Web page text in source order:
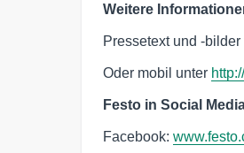
Weitere
Pressetext und -
Oder mobil unter
Festo in Social
Facebook: